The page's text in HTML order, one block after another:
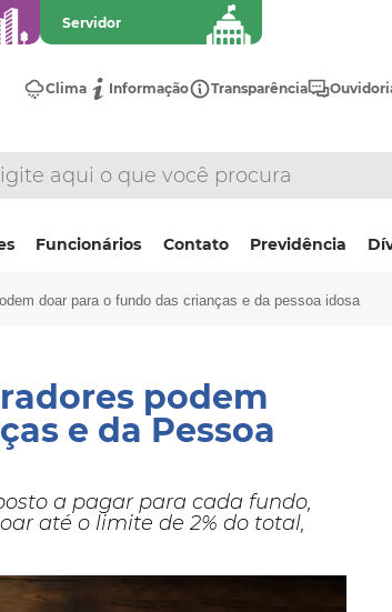
Servidor
Clima Informação Transparência
Funcionários Contato Previdência
doar para o fundo das crianças e da pessoa idosa
podem
e da Pessoa
a pagar para cada fundo,
até o limite de 2% do total,